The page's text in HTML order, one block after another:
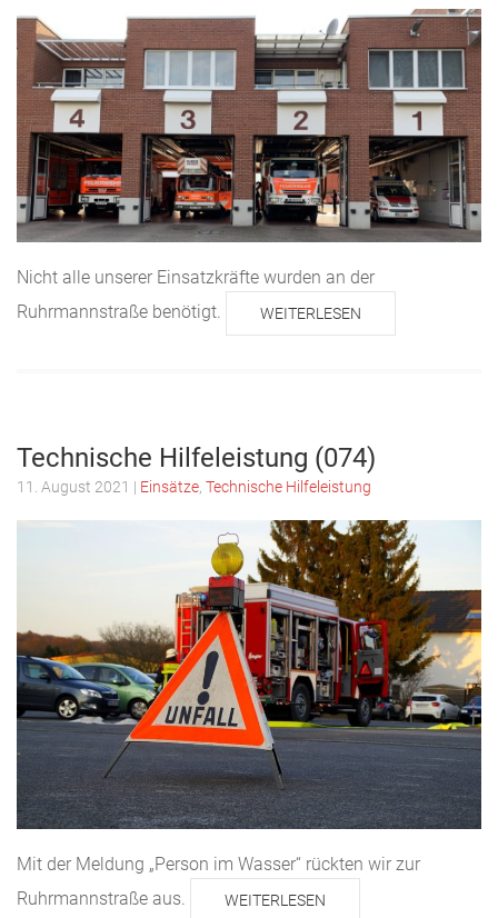
Nicht alle unserer Einsatzkräfte wurden an der
Ruhrmannstraße benötigt.
WEITERLESEN
Technische Hilfeleistung (074)
11. August 2021 | Einsätze Technische Hilfeleistung
Mit der Meldung „Person im Wasser“ rückten wir zur
Ruhrmannstraße aus.
WEITERLESEN